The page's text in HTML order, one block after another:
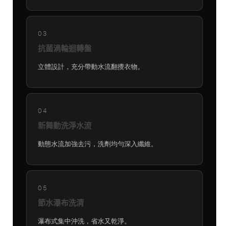
03
抗菌渦輪迴轉盤
立體設計，充分帶動水流翻攪衣物。
04
新舞動洗淨水流
動態水流加強去污，洗劑均勻深入纖維。
05
節水瀑布洗清
瀑布式集中沖洗，省水又乾淨。